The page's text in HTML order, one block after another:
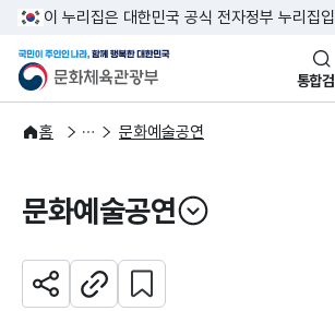
본문 바로가
주메뉴 바로
이 누리집은 대한민국 공식 전자정부 누리집
문화체육관광부
국민이 주인인 나라,통합
홈
문화광장 문화예술공연
문화예술공연
열기
공유하기주소복사
관심 콘텐츠 설정하기